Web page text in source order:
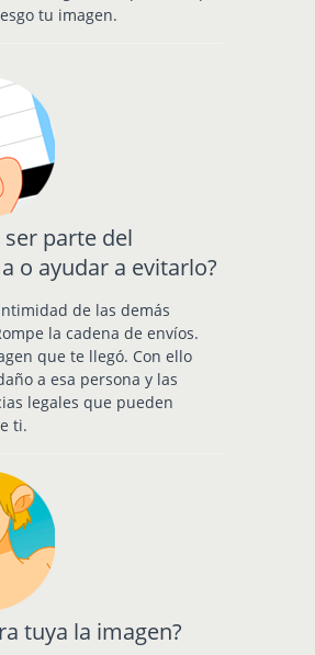
tu imagen.
ser parte del
o ayudar a evitarlo?
de las demás
la cadena de envíos.
que te llegó. Con ello
a esa persona y las
legales que pueden
ti.
tuya la imagen?